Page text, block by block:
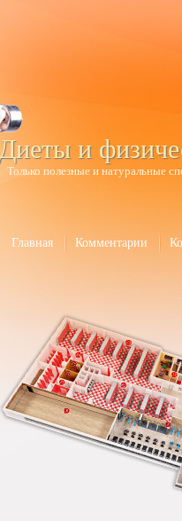
Диеты и
Только полезные и натуральные
Главная Комментарии